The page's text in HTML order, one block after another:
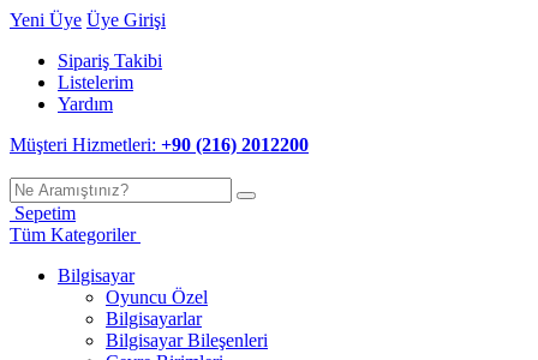
Yeni Üye Üye Girişi
Sipariş Takibi
Listelerim
Yardım
Müşteri Hizmetleri: +90 (216) 2012200
Sepetim
Tüm Kategoriler
Bilgisayar
Oyuncu Özel
Bilgisayarlar
Bilgisayar Bileşenleri